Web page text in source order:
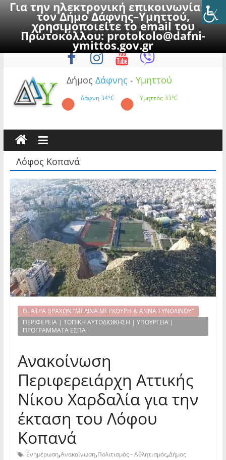
Για την ηλεκτρονική επικοινωνία με
τον Δήμο Δάφνης–Υμηττού,
χρησιμοποιείτε το email του
Πρωτοκόλλου:protokolo@dafni-
ymittos.gov.gr
to
Κυριακή, 9 Αυγούστου 2026
Δήμος Δάφνης - Υμηττού
Δάφνη34°C Υμηττός33°C
Λόφος Κοπανά
ΘΕΑΤΡΑ ΒΡΑΧΩΝ “ΜΕΛΙΝΑ ΜΕΡΚΟΥΡΗ & ΑΝΝΑ ΣΥΝΟΔΙΝΟΥ”
ΠΕΡΙΦΕΡΕΙΑ | ΤΟΠΙΚΗ ΑΥΤΟΔΙΟΙΚΗΣΗ | ΥΠΟΥΡΓΕΙΑ |
ΠΡΟΓΡΑΜΜΑΤΑ ΕΣΠΑ
Ανακοίνωση
Περιφερειάρχη Αττικής
Νίκου Χαρδαλία για την
έκταση του Λόφου
Κοπανά
Ενημέρωση,Ανακοίνωση,Πολιτισμός - Αθλητισμός,Δήμος